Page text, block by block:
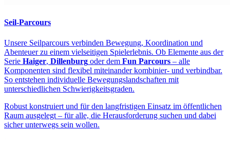
Seil-Parcours
Unsere Seilparcours verbinden Bewegung, Koordination und
Abenteuer zu einem vielseitigen Spielerlebnis. Ob Elemente aus der
Serie Haiger, Dillenburg oder dem Fun Parcours – alle
Komponenten sind flexibel miteinander kombinier- und verbindbar.
So entstehen individuelle Bewegungslandschaften mit
unterschiedlichen Schwierigkeitsgraden.
Robust konstruiert und für den langfristigen Einsatz im öffentlichen
Raum ausgelegt – für alle, die Herausforderung suchen und dabei
sicher unterwegs sein wollen.